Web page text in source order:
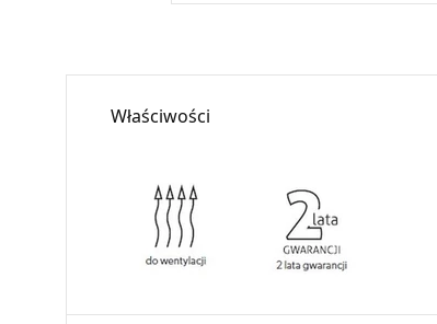
Właściwości